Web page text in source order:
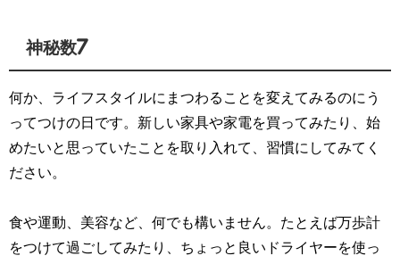
神秘数7
何か、ライフスタイルにまつわることを変えてみるのにう
ってつけの日です。新しい家具や家電を買ってみたり、始
めたいと思っていたことを取り入れて、習慣にしてみてく
ださい。
食や運動、美容など、何でも構いません。たとえば万歩計
をつけて過ごしてみたり、ちょっと良いドライヤーを使っ